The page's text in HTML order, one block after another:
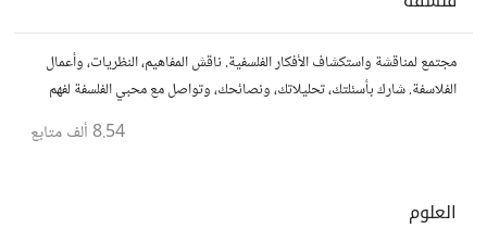
مجتمع لمناقشة واستكشاف الأفكار الفلسفية. ناقش المفاهيم، النظريات، وأعمال
الفلاسفة. شارك بأسئلتك، تحليلاتك، ونصائحك، وتواصل مع محبي الفلسفة لفهم
8.54 ألف متابع
العلوم